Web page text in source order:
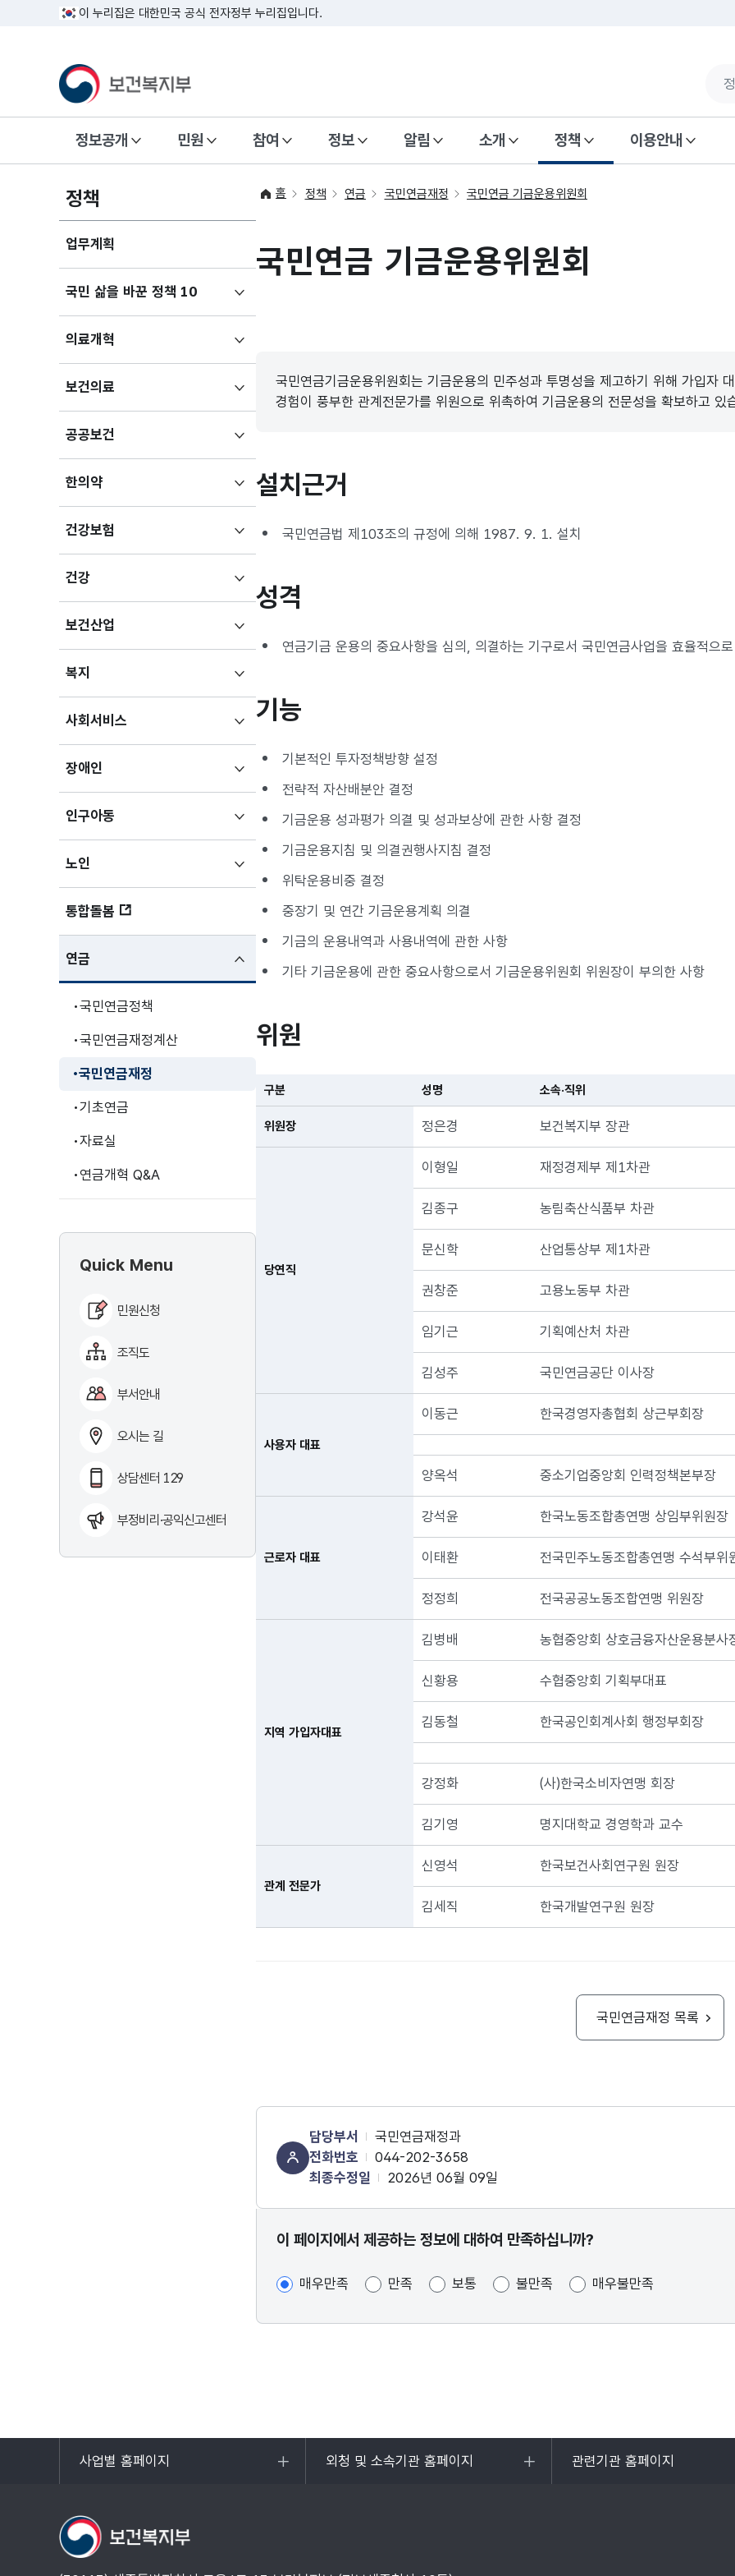
이 누리집은 대한민국 공식 전자정부 누리집입니다.
정보공개 민원 참여 정보 알림 소개 정책 이용안내
정책
업무계획
국민 삶을 바꾼 정책 10하위메뉴
펼치기
의료개혁
펼치기
보건의료
펼치기
공공보건
펼치기
한의약하위메뉴
펼치기
건강보험
펼치기
건강하위메뉴
펼치기
보건산업
펼치기
복지
펼치기
사회서비스
펼치기
장애인
펼치기
인구아동
펼치기
노인
펼치기
통합돌봄
연금
펼친상태
국민연금정책
국민연금재정계산
국민연금재정
기초연금
자료실
연금개혁 Q&A
Quick Menu
민원신청
조직도
부서안내
오시는 길
상담센터 129
부정비리·공익신고센터
홈 정책 연금 국민연금재정 국민연금 기금운용위원회
국민연금 기금운용위원회
국민연금기금운용위원회는 기금운용의 민주성과 투명성을 제고하기 위해 가입자
경험이 풍부한 관계전문가를 위원으로 위촉하여 기금운용의 전문성을 확보하고 있
설치근거
국민연금법 제103조의 규정에 의해 1987. 9. 1. 설치
성격
연금기금 운용의 중요사항을 심의, 의결하는 기구로서 국민연금사업을 효율적으
기능
기본적인 투자정책방향 설정
전략적 자산배분안 결정
기금운용 성과평가 의결 및 성과보상에 관한 사항 결정
기금운용지침 및 의결권행사지침 결정
위탁운용비중 결정
중장기 및 연간 기금운용계획 의결
기금의 운용내역과 사용내역에 관한 사항
기타 기금운용에 관한 중요사항으로서 기금운용위원회 위원장이 부의한 사항
위원
구분 성명 소속·직위
위원장 정은경 보건복지부 장관
당연직
이형일 재정경제부 제1차관
김종구 농림축산식품부 차관
문신학 산업통상부 제1차관
권창준 고용노동부 차관
임기근 기획예산처 차관
김성주 국민연금공단 이사장
사용자 대표
이동근 한국경영자총협회 상근부회장
양옥석 중소기업중앙회 인력정책본부장
근로자 대표
강석윤 한국노동조합총연맹 상임부위원장
이태환 전국민주노동조합총연맹 수석부위
정정희 전국공공노동조합연맹 위원장
지역 가입자대표
김병배 농협중앙회 상호금융자산운용분사
신황용 수협중앙회 기획부대표
김동철 한국공인회계사회 행정부회장
강정화 (사)한국소비자연맹 회장
김기영 명지대학교 경영학과 교수
관계 전문가
신영석 한국보건사회연구원 원장
김세직 한국개발연구원 원장
국민연금재정 목록
담당부서
국민연금재정과
전화번호
044-202-3658
최종수정일
2026년 06월 09일
콘텐츠
조사
이 페이지에서 제공하는 정보에 대하여 만족하십니까?
매우만족 만족 보통 불만족 매우불만족
사업별 홈페이지
목록
외청 및 소속기관 홈페이지
목록
관련기관 홈페이지
목록